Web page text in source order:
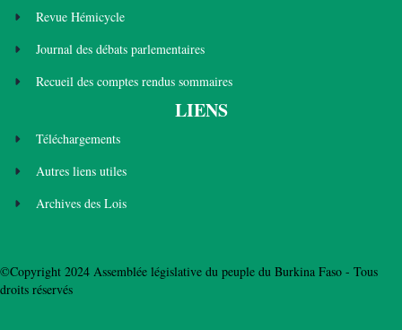
Revue Hémicycle
Journal des débats parlementaires
Recueil des comptes rendus sommaires
LIENS
Téléchargements
Autres liens utiles
Archives des Lois
©Copyright 2024 Assemblée législative du peuple du Burkina Faso - Tous
droits réservés